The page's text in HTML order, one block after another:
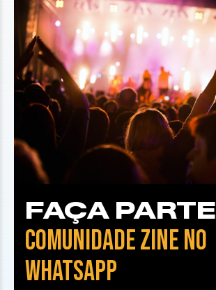
FAÇA PARTE
COMUNIDADE ZINE NO
WHATSAPP